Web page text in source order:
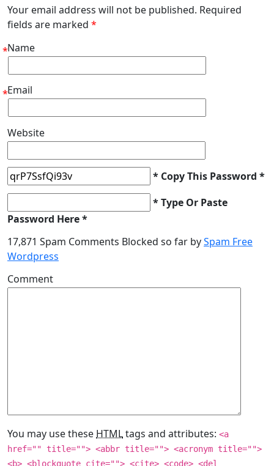
Your email address will not be published. Required
fields are marked *
Name
*
Email
*
Website
* Copy This Password *
* Type Or Paste
Password Here *
17,871 Spam Comments Blocked so far bySpam Free
Wordpress
Comment
You may use theseHTMLtags and attributes: <a
href="" title=""> <abbr title=""> <acronym title="">
<b> <blockquote cite=""> <cite> <code> <del